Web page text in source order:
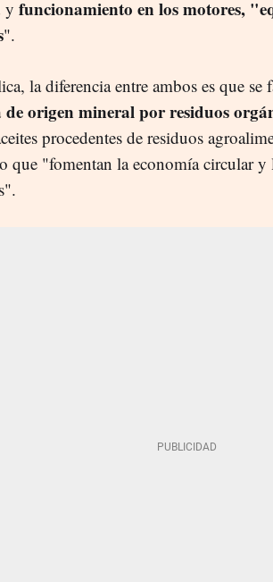
y funcionamiento en los motores,
".
la diferencia entre ambos es que se
origen mineral por residuos
procedentes de residuos
que "fomentan la economía circular